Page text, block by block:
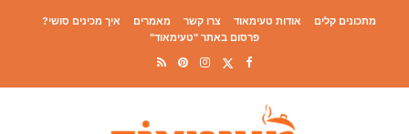
מתכונים קלים אודות טעימאוד צרו קשר מאמרים
איך מכינים סושי?
פרסום באתר "טעימאוד"